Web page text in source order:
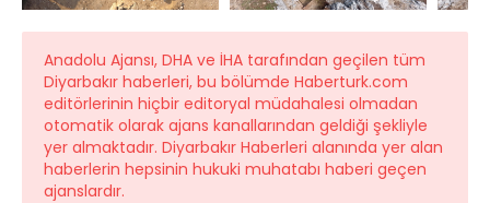
Anadolu Ajansı, DHA ve İHA tarafından geçilen tüm
Diyarbakır haberleri, bu bölümde Haberturk.com
editörlerinin hiçbir editoryal müdahalesi olmadan
otomatik olarak ajans kanallarından geldiği şekliyle
yer almaktadır. Diyarbakır Haberleri alanında yer alan
haberlerin hepsinin hukuki muhatabı haberi geçen
ajanslardır.